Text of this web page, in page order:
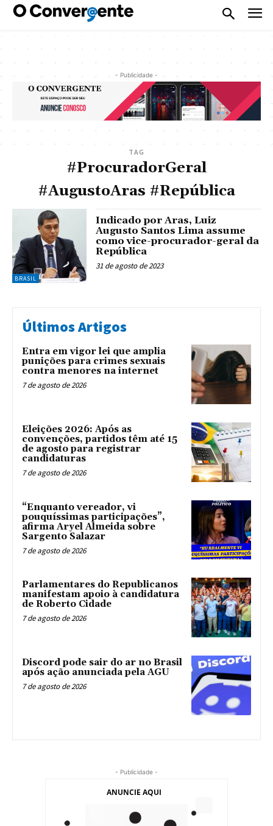
- Publicidade -
TAG
#ProcuradorGeral
#AugustoAras #República
BRASIL
Indicado por Aras, Luiz
Augusto Santos Lima assume
como vice-procurador-geral da
República
31 de agosto de 2023
Últimos Artigos
Entra em vigor lei que amplia
punições para crimes sexuais
contra menores na internet
7 de agosto de 2026
Eleições 2026: Após as
convenções, partidos têm até 15
de agosto para registrar
candidaturas
7 de agosto de 2026
“Enquanto vereador, vi
pouquíssimas participações”,
afirma Aryel Almeida sobre
Sargento Salazar
7 de agosto de 2026
Parlamentares do Republicanos
manifestam apoio à candidatura
de Roberto Cidade
7 de agosto de 2026
Discord pode sair do ar no Brasil
após ação anunciada pela AGU
7 de agosto de 2026
- Publicidade -